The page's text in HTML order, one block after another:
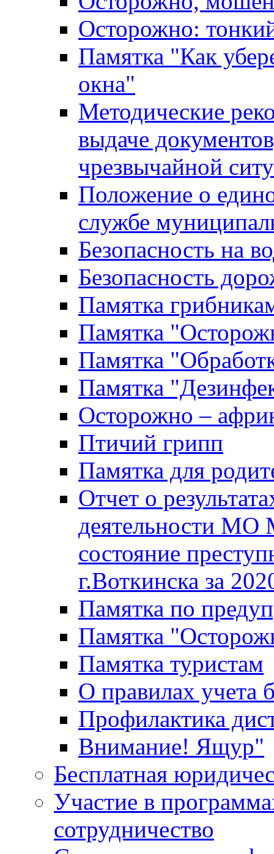
Осторожно:
Памятка "Как
окна"
Методические
выдаче
чрезвычайной
Положение о
службе
Безопасность на
Безопасность
Памятка
Памятка
Памятка
Памятка
Осторожно –
Птичий грипп
Памятка для
Отчет о
деятельности МО
состояние
г.Воткинска за
Памятка по
Памятка
Памятка туристам
О правилах учета
Профилактика
Внимание! Ящур"
Бесплатная
Участие в
сотрудничество